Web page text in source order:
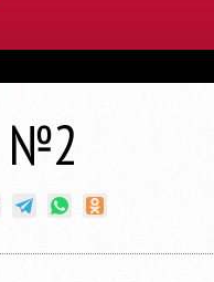
№2